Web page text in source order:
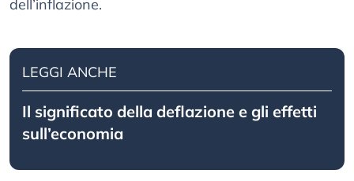
dell’inflazione.​
LEGGI ANCHE
Il significato della deflazione e gli effetti
sull’economia